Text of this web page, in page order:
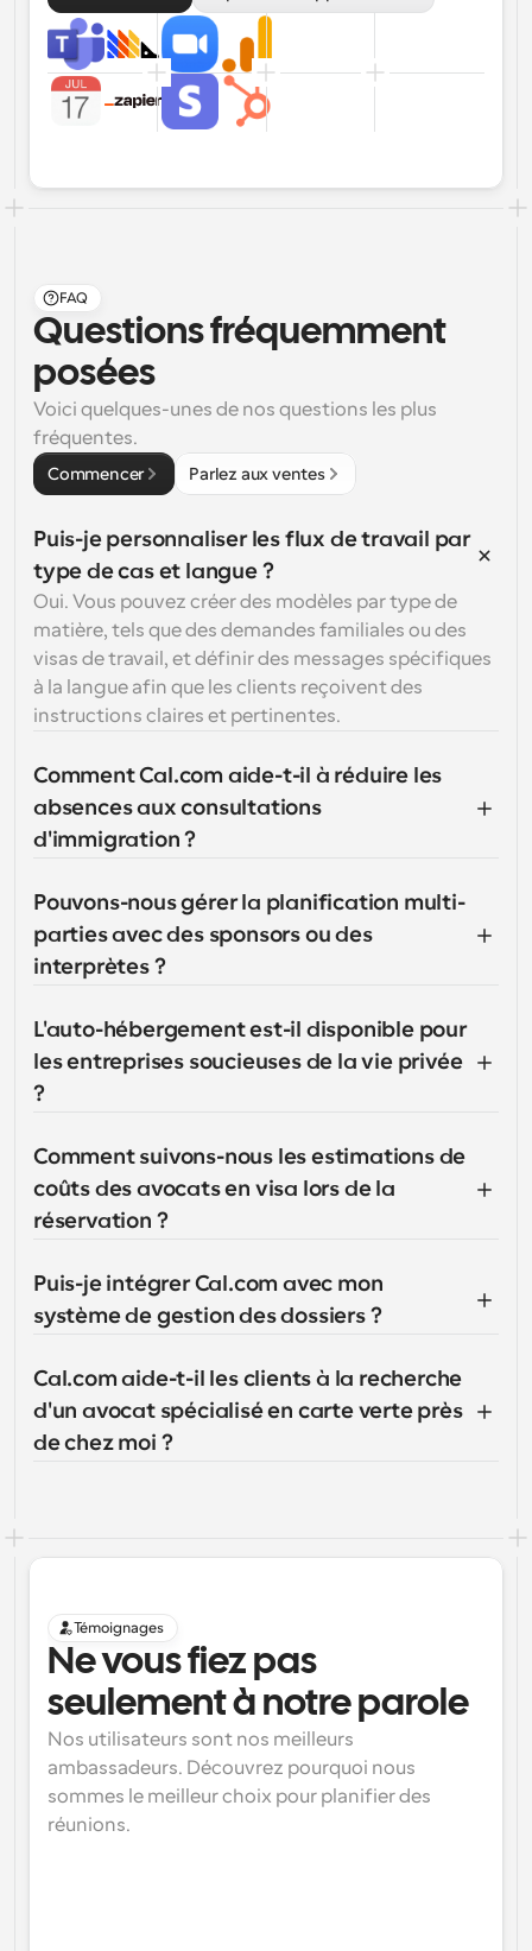
FAQ
Questions fréquemment
posées
Voici quelques-unes de nos questions les plus
fréquentes.
Commencer Parlez aux ventes
Puis-je personnaliser les flux de travail par
type de cas et langue ?
Oui. Vous pouvez créer des modèles par type de
matière, tels que des demandes familiales ou des
visas de travail, et définir des messages spécifiques
à la langue afin que les clients reçoivent des
instructions claires et pertinentes.
Comment Cal.com aide-t-il à réduire les
absences aux consultations
d'immigration ?
Pouvons-nous gérer la planification multi-
parties avec des sponsors ou des
interprètes ?
L'auto-hébergement est-il disponible pour
les entreprises soucieuses de la vie privée
?
Comment suivons-nous les estimations de
coûts des avocats en visa lors de la
réservation ?
Puis-je intégrer Cal.com avec mon
système de gestion des dossiers ?
Cal.com aide-t-il les clients à la recherche
d'un avocat spécialisé en carte verte près
de chez moi ?
Témoignages
Ne vous fiez pas
seulement à notre parole
Nos utilisateurs sont nos meilleurs
ambassadeurs. Découvrez pourquoi nous
sommes le meilleur choix pour planifier des
réunions.